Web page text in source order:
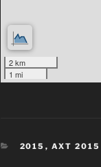
2 km
1 mi
KATEGORIEN
2015 , AXT 2015